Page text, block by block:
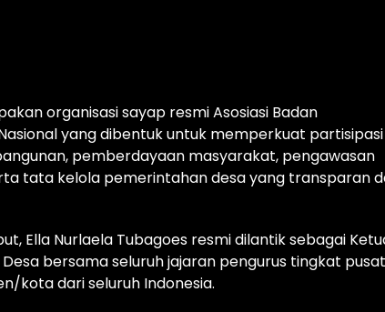
organisasi sayap resmi Asosiasi Badan
yang dibentuk untuk memperkuat partisipasi
pemberdayaan masyarakat, pengawasan
tata kelola pemerintahan desa yang transparan
Ella Nurlaela Tubagoes resmi dilantik sebagai
Desa bersama seluruh jajaran pengurus tingkat
kota dari seluruh Indonesia.